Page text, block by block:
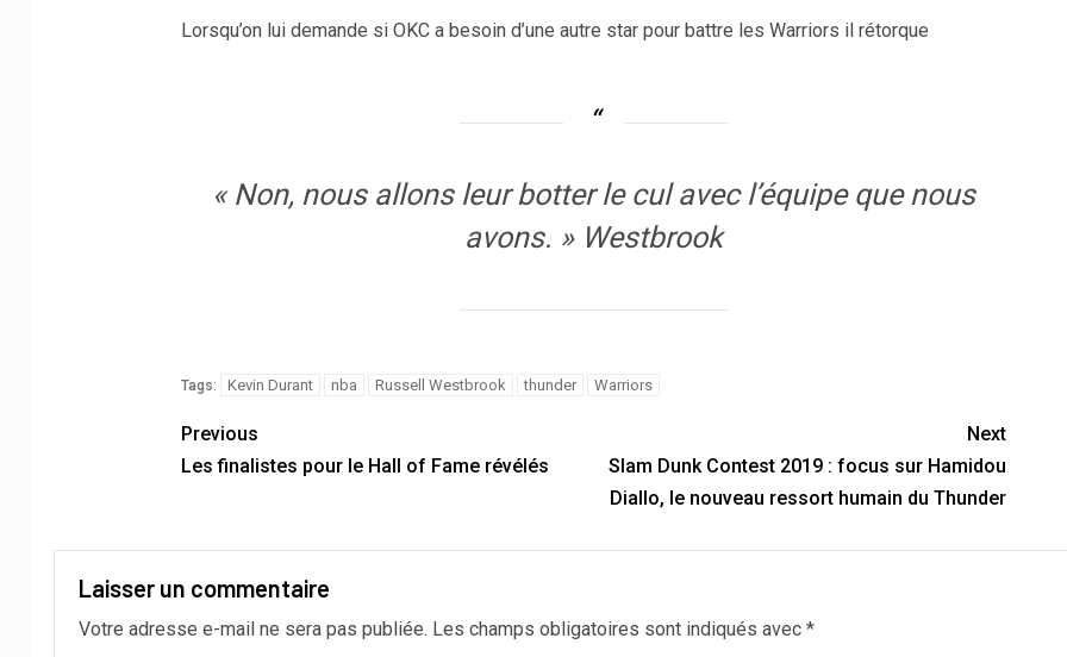
Lorsqu’on lui demande si OKC a besoin d’une autre star pour battre les Warriors il rétorque
« Non, nous allons leur botter le cul avec l’équipe que nous
avons. » Westbrook
Tags: Kevin Durant nba Russell Westbrook thunder Warriors
Previous
Les finalistes pour le Hall of Fame révélés
Next
Slam Dunk Contest 2019 : focus sur Hamidou
Diallo, le nouveau ressort humain du Thunder
Laisser un commentaire
Votre adresse e-mail ne sera pas publiée. Les champs obligatoires sont indiqués avec *